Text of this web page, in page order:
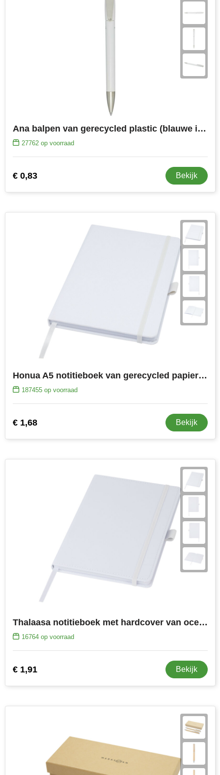
Ana balpen van gerecycled plastic (blauwe inkt)
27762op voorraad
€ 0,83 Bekijk
Honua A5 notitieboek van gerecycled papier met gerecyclede PET cover
187455op voorraad
€ 1,68 Bekijk
Thalaasa notitieboek met hardcover van ocean bound plastic
16764op voorraad
€ 1,91 Bekijk